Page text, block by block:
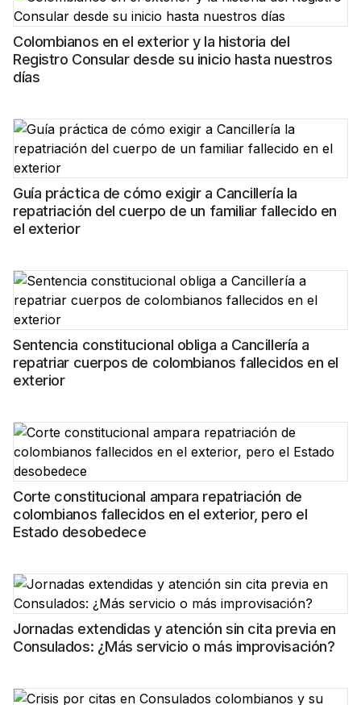
Colombianos en el exterior y la historia del
Registro Consular desde su inicio hasta nuestros
días
Guía práctica de cómo exigir a Cancillería la
repatriación del cuerpo de un familiar fallecido en
el exterior
Sentencia constitucional obliga a Cancillería a
repatriar cuerpos de colombianos fallecidos en el
exterior
Corte constitucional ampara repatriación de
colombianos fallecidos en el exterior, pero el
Estado desobedece
Jornadas extendidas y atención sin cita previa en
Consulados: ¿Más servicio o más improvisación?